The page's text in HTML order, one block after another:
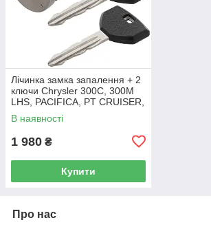
Лічинка замка запалення + 2
ключи Chrysler 300C, 300M
LHS, PACIFICA, PT CRUISER,
SEBRING 5003843AB
В наявності
1 980 ₴
Купити
Про нас